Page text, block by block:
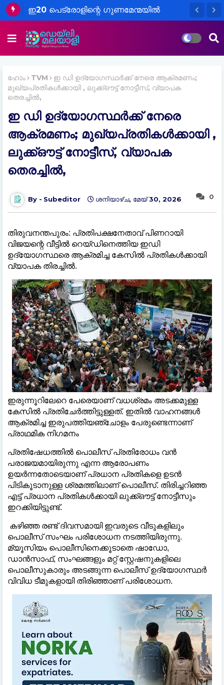
ഇ20 പെട്രോളിന്റെ ഗുണമേന്മയിൽ
ചട്ടങ്ങൾ പാലിക്കുന്നുണ്ടെന്ന് വ്യക്തമാക്കി
സംയുക്ത പ്രസ്താവന
ഹോം TVM
ഇ ഡി ഉദ്യോഗസ്ഥര്‍ക്ക് നേരെ ആക്രമണം;
മുഖ്യപ്രതികള്‍ക്കായി , ലുക്ക്ഔട്ട് നോട്ടീസ്, വ്യാപക
തെരച്ചിൽ,
ഇ ഡി ഉദ്യോഗസ്ഥര്‍ക്ക് നേരെ
ആക്രമണം; മുഖ്യപ്രതികള്‍ക്കായി ,
ലുക്ക്ഔട്ട് നോട്ടീസ്, വ്യാപക
തെരച്ചിൽ,
0
Subeditor ശനിയാഴ്‌ച, മേയ് 30, 2026
തിരുവനന്തപുരം: പ്രതിപക്ഷനേതാവ് പിണറായി
വിജയന്റെ വീട്ടില്‍ റെയ്ഡിനെത്തിയ ഇഡി
ഉദ്യോഗസ്ഥരെ ആക്രമിച്ച കേസില്‍ പ്രതികള്‍ക്കായി
വ്യാപക തിരച്ചില്‍.
ഇരുന്നൂറിലേറെ പേരെയാണ് വധശ്രമം അടക്കമുള്ള
കേസില്‍ പ്രതിചേര്‍ത്തിട്ടുള്ളത്. ഇതില്‍ വാഹനങ്ങള്‍
ആക്രമിച്ച ഇരുപത്തിയഞ്ചോളം പേരുണ്ടെന്നാണ്
പ്രാഥമിക നിഗമനം
പ്രതിഷേധത്തില്‍ പൊലീസ് പ്രതിരോധം വന്‍
പരാജയമായിരുന്നു എന്ന ആരോപണം
ഉയര്‍ന്നതോടെയാണ് പ്രധാന പ്രതികളെ ഉടന്‍
പിടികൂടാനുള്ള ശ്രമത്തിലാണ് പൊലീസ്. തിരിച്ചറിഞ്ഞ
എട്ട് പ്രധാന പ്രതികള്‍ക്കായി ലുക്ക്ഔട്ട് നോട്ടീസും
ഇറക്കിയിട്ടുണ്ട്.
കഴിഞ്ഞ രണ്ട് ദിവസമായി ഇവരുടെ വീടുകളിലും
പൊലീസ് സംഘം പരിശോധന നടത്തിയിരുന്നു.
മ്യൂസിയം പൊലീസിനെക്കൂടാതെ ഷാഡോ,
ഡാന്‍സാഫ്, സംഘങ്ങളും മറ്റ് സ്റ്റേഷനുകളിലെ
പൊലീസുകാരും അടങ്ങുന്ന പൊലീസ് ഉദ്യോഗസ്ഥര്‍
വിവിധ ടീമുകളായി തിരിഞ്ഞാണ് പരിശോധന.